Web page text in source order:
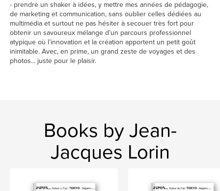
- prendre un shaker à idées, y mettre mes années de pédagogie,
de marketing et communication, sans oublier celles dédiées au
multimédia et surtout ne pas hésiter à secouer très fort pour
obtenir un savoureux mélange d’un parcours professionnel
atypique où l’innovation et la création apportent un petit goût
inimitable. Avec, en prime, un grand zeste de voyages et des
photos... juste pour le plaisir.
Books by Jean-
Jacques Lorin